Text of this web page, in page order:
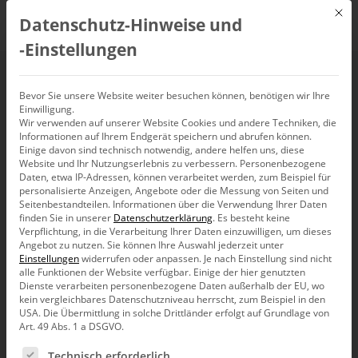
Microsoft
Bissantz News
Mit
Datenschutz-Hinweise und
‑Einstellungen
Bevor Sie unsere Website weiter besuchen können, benötigen wir Ihre
Einwilligung.
Wir verwenden auf unserer Website Cookies und andere Techniken, die
Informationen auf Ihrem Endgerät speichern und abrufen können.
Einige davon sind technisch notwendig, andere helfen uns, diese
Website und Ihr Nutzungserlebnis zu verbessern. Personenbezogene
Daten, etwa IP-Adressen, können verarbeitet werden, zum Beispiel für
personalisierte Anzeigen, Angebote oder die Messung von Seiten und
Seitenbestandteilen. Informationen über die Verwendung Ihrer Daten
finden Sie in unserer Datenschutzerklärung. Es besteht keine
Verpflichtung, in die Verarbeitung Ihrer Daten einzuwilligen, um dieses
Angebot zu nutzen.Sie können Ihre Auswahl jederzeit unter
Einstellungenwiderrufen oder anpassen. Je nach Einstellung sind nicht
alle Funktionen der Website verfügbar. Einige der hier genutzten
Dienste verarbeiten personenbezogene Daten außerhalb der EU, wo
kein vergleichbares Datenschutzniveau herrscht, zum Beispiel in den
USA. Die Übermittlung in solche Drittländer erfolgt auf Grundlage von
Art. 49 Abs. 1 a DSGVO.
Es folgt eine Liste der Service-Gruppen, für die eine